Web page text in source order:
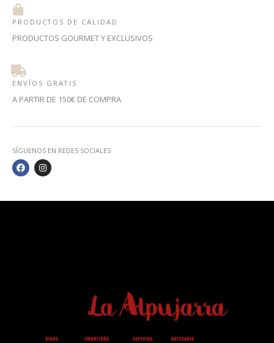
PRODUCTOS DE CALIDAD
PRODUCTOS GOURMET Y EXCLUSIVOS
ENVÍOS GRATIS
A PARTIR DE 150€ DE COMPRA
SÍGUENOS EN REDES SOCIALES
F
A
C
I
N
S